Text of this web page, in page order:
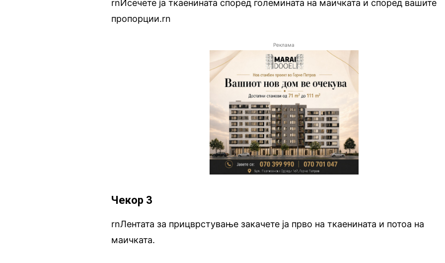
rnИсечете ја ткаенината според големината на маичката и според вашите
пропорции.rn
Реклама
Чекор 3
rnЛентата за прицврстување закачете ја прво на ткаенината и потоа на
маичката.